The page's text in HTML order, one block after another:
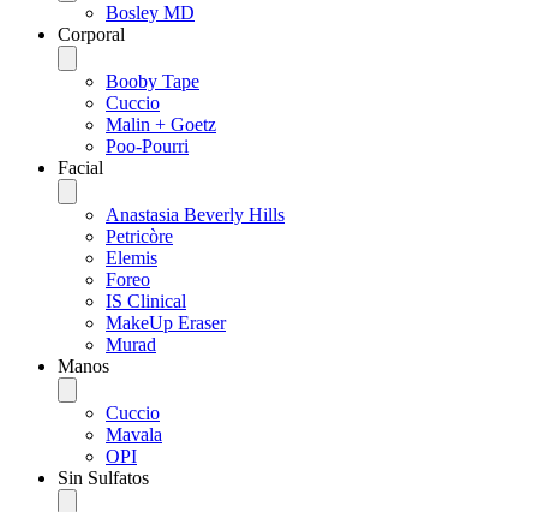
Bosley MD
Corporal
Booby Tape
Cuccio
Malin + Goetz
Poo-Pourri
Facial
Anastasia Beverly Hills
Petricòre
Elemis
Foreo
IS Clinical
MakeUp Eraser
Murad
Manos
Cuccio
Mavala
OPI
Sin Sulfatos